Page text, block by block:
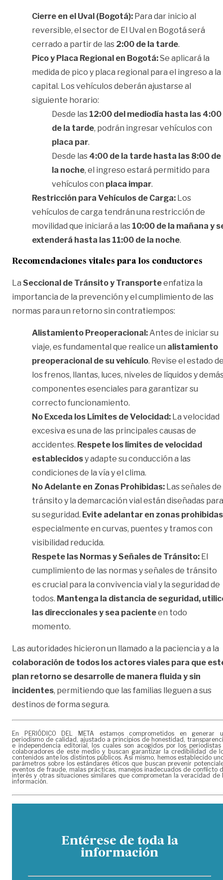
Cierre en el Uval (Bogotá): Para dar inicio al
reversible, el sector de El Uval en Bogotá será
cerrado a partir de las 2:00 de la tarde.
Pico y Placa Regional en Bogotá:Se aplicará la
medida de pico y placa regional para el ingreso a la
capital. Los vehículos deberán ajustarse al
siguiente horario:
Desde las 12:00 del mediodía hasta las 4:00
de la tarde, podrán ingresar vehículos con
placa par.
Desde las 4:00 de la tarde hasta las 8:00 de
la noche, el ingreso estará permitido para
vehículos con placa impar.
Restricción para Vehículos de Carga: Los
vehículos de carga tendrán una restricción de
movilidad que iniciará a las 10:00 de la mañana y
extenderá hasta las 11:00 de la noche.
Recomendaciones vitales para los conductores
La Seccional de Tránsito y Transporteenfatiza la
importancia de la prevención y el cumplimiento de las
normas para un retorno sin contratiempos:
Alistamiento Preoperacional:Antes de iniciar su
viaje, es fundamental que realice un alistamiento
preoperacional de su vehículo. Revise el estado
los frenos, llantas, luces, niveles de líquidos y
componentes esenciales para garantizar su
correcto funcionamiento.
No Exceda los Límites de Velocidad: La velocidad
excesiva es una de las principales causas de
accidentes. Respete los límites de velocidad
establecidosy adapte su conducción a las
condiciones de la vía y el clima.
No Adelante en Zonas Prohibidas: Las señales de
tránsito y la demarcación vial están diseñadas para
su seguridad. Evite adelantar en zonas prohibidas
especialmente en curvas, puentes y tramos con
visibilidad reducida.
Respete las Normas y Señales de Tránsito: El
cumplimiento de las normas y señales de tránsito
es crucial para la convivencia vial y la seguridad de
todos. Mantenga la distancia de seguridad,
las direccionales y sea pacienteen todo
momento.
Las autoridades hicieron un llamado a la paciencia y a la
colaboración de todos los actores viales para que
plan retorno se desarrolle de manera fluida y sin
incidentes, permitiendo que las familias lleguen a sus
destinos de forma segura.
En PERIÓDICO DEL META estamos comprometidos en generar
periodismo de calidad, ajustado a principios de honestidad,
e independencia editorial, los cuales son acogidos por los periodistas
colaboradores de este medio y buscan garantizar la credibilidad de
contenidos ante los distintos públicos. Así mismo, hemos establecido
parámetros sobre los estándares éticos que buscan prevenir
eventos de fraude, malas prácticas, manejos inadecuados de conflicto
interés y otras situaciones similares que comprometan la veracidad de
información.
Entérese de toda la
información